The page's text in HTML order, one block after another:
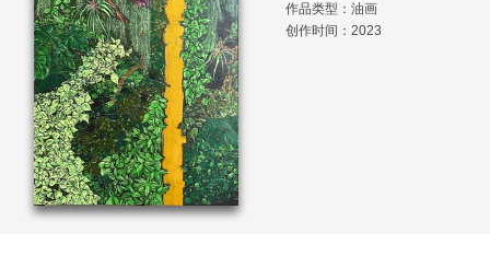
作品类型：油画
创作时间：2023